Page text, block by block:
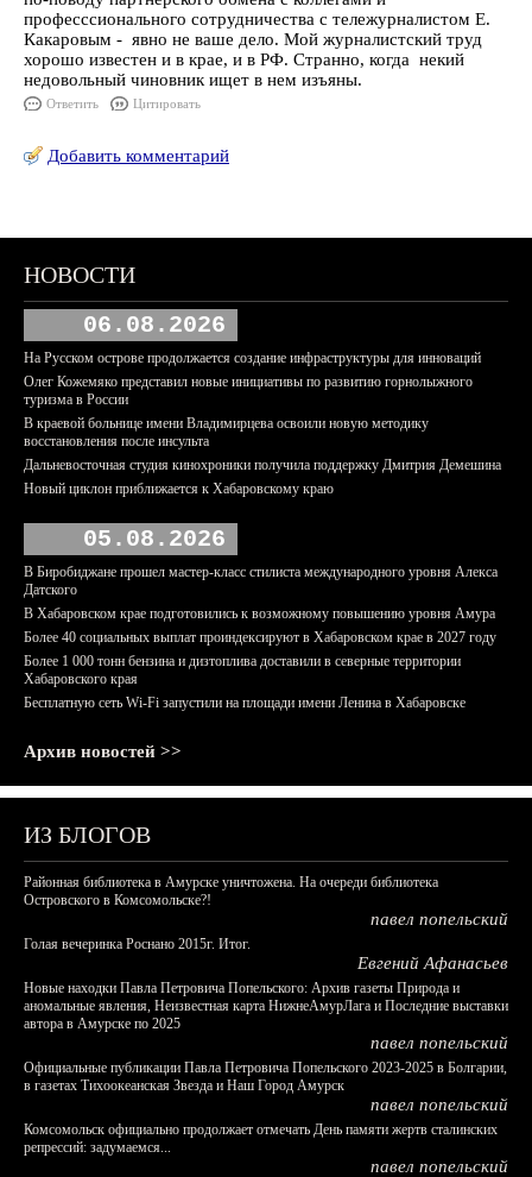
професссионального сотрудничества с тележурналистом Е.
Какаровым - явно не ваше дело. Мой журналистский труд
хорошо известен и в крае, и в РФ. Странно, когда некий
недовольный чиновник ищет в нем изъяны.
Ответить Цитировать
Добавить комментарий
НОВОСТИ
06.08.2026
На Русском острове продолжается создание инфраструктуры для инноваций
Олег Кожемяко представил новые инициативы по развитию горнолыжного
туризма в России
В краевой больнице имени Владимирцева освоили новую методику
восстановления после инсульта
Дальневосточная студия кинохроники получила поддержку Дмитрия Демешина
Новый циклон приближается к Хабаровскому краю
05.08.2026
В Биробиджане прошел мастер-класс стилиста международного уровня Алекса
Датского
В Хабаровском крае подготовились к возможному повышению уровня Амура
Более 40 социальных выплат проиндексируют в Хабаровском крае в 2027 году
Более 1 000 тонн бензина и дизтоплива доставили в северные территории
Хабаровского края
Бесплатную сеть Wi-Fi запустили на площади имени Ленина в Хабаровске
Архив новостей >>
ИЗ БЛОГОВ
Районная библиотека в Амурске уничтожена. На очереди библиотека
Островского в Комсомольске?!
павел попельский
Голая вечеринка Роснано 2015г. Итог.
Евгений Афанасьев
Новые находки Павла Петровича Попельского: Архив газеты Природа и
аномальные явления, Неизвестная карта НижнеАмурЛага и Последние выставки
автора в Амурске по 2025
павел попельский
Официальные публикации Павла Петровича Попельского 2023-2025 в Болгарии,
в газетах Тихоокеанская Звезда и Наш Город Амурск
павел попельский
Комсомольск официально продолжает отмечать День памяти жертв сталинских
репрессий: задумаемся...
павел попельский